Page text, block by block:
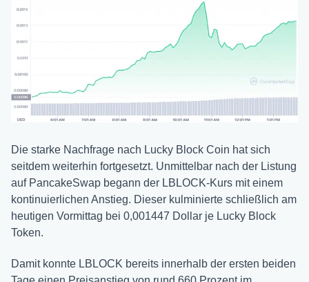
Die starke Nachfrage nach Lucky Block Coin hat sich
seitdem weiterhin fortgesetzt. Unmittelbar nach der Listung
auf PancakeSwap begann der LBLOCK-Kurs mit einem
kontinuierlichen Anstieg. Dieser kulminierte schließlich am
heutigen Vormittag bei 0,001447 Dollar je Lucky Block
Token.
Damit konnte LBLOCK bereits innerhalb der ersten beiden